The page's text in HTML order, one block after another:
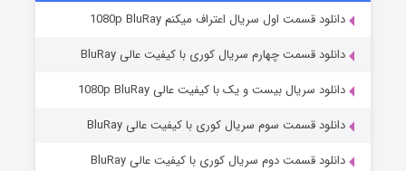
دانلود قسمت اول سریال اعتراف میکنم 1080p BluRay
دانلود قسمت چهارم سریال کوری با کیفیت عالی BluRay
دانلود سریال بیست و یک با کیفیت عالی 1080p BluRay
دانلود قسمت سوم سریال کوری با کیفیت عالی BluRay
دانلود قسمت دوم سریال کوری با کیفیت عالی BluRay